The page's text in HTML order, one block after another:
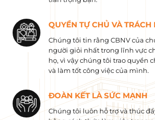
QUYỀN TỰ CHỦ VÀ TRÁCH
Chúng tôi tin rằng CBNV của
người giỏi nhất trong lĩnh vực
họ, vì vậy chúng tôi trao quyền
và làm tốt công việc của mình.
ĐOÀN KẾT LÀ SỨC MẠNH
Chúng tôi luôn hỗ trợ và thúc